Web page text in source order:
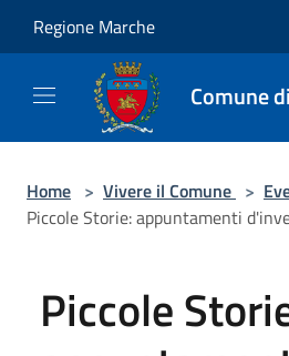
Regione Marche
Comune
Home > Vivere il Comune >
Piccole Storie: appuntamenti
Piccole